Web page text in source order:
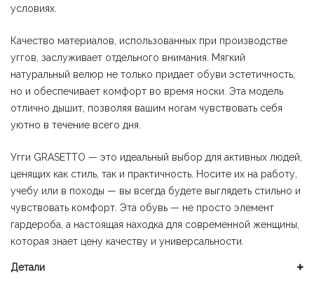
условиях.
Качество материалов, использованных при производстве
уггов, заслуживает отдельного внимания. Мягкий
натуральный велюр не только придает обуви эстетичность,
но и обеспечивает комфорт во время носки. Эта модель
отлично дышит, позволяя вашим ногам чувствовать себя
уютно в течение всего дня.
Угги GRASETTO — это идеальный выбор для активных людей,
ценящих как стиль, так и практичность. Носите их на работу,
учебу или в походы — вы всегда будете выглядеть стильно и
чувствовать комфорт. Эта обувь — не просто элемент
гардероба, а настоящая находка для современной женщины,
которая знает цену качеству и универсальности.
Детали